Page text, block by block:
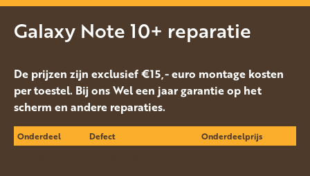
Galaxy Note 10+ reparatie
De prijzen zijn exclusief €15,- euro montage kosten
per toestel. Bij ons Wel een jaar garantie op het
scherm en andere reparaties.
Onderdeel Defect
Onderdeelprijs